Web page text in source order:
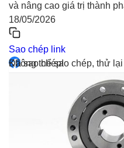
và nâng cao giá trị thành
18/05/2026
Sao chép link
Đã sao chép!
Không thể sao chép, thử